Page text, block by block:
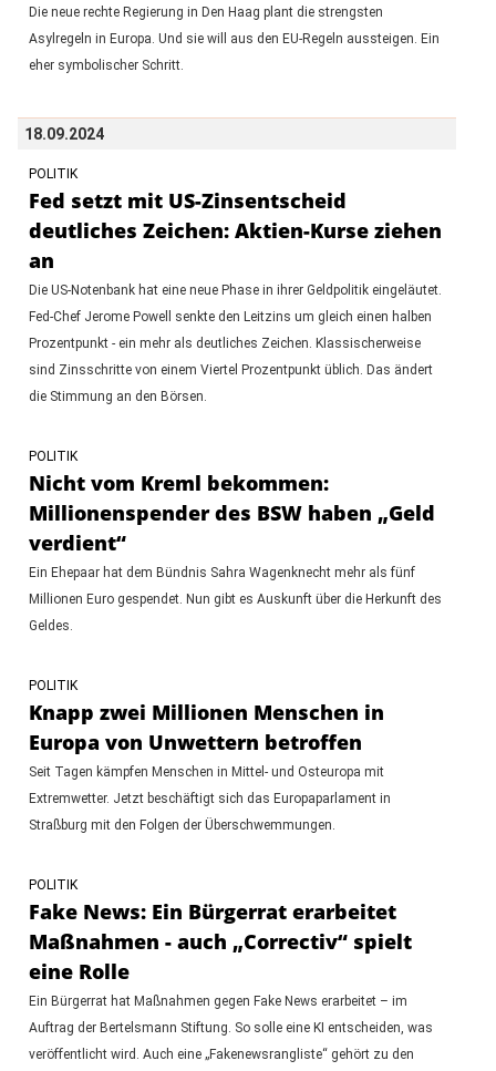
Die neue rechte Regierung in Den Haag plant die strengsten
Asylregeln in Europa. Und sie will aus den EU-Regeln aussteigen. Ein
eher symbolischer Schritt.
18.09.2024
POLITIK
Fed setzt mit US-Zinsentscheid
deutliches Zeichen: Aktien-Kurse ziehen
an
Die US-Notenbank hat eine neue Phase in ihrer Geldpolitik eingeläutet.
Fed-Chef Jerome Powell senkte den Leitzins um gleich einen halben
Prozentpunkt - ein mehr als deutliches Zeichen. Klassischerweise
sind Zinsschritte von einem Viertel Prozentpunkt üblich. Das ändert
die Stimmung an den Börsen.
POLITIK
Nicht vom Kreml bekommen:
Millionenspender des BSW haben „Geld
verdient“
Ein Ehepaar hat dem Bündnis Sahra Wagenknecht mehr als fünf
Millionen Euro gespendet. Nun gibt es Auskunft über die Herkunft des
Geldes.
POLITIK
Knapp zwei Millionen Menschen in
Europa von Unwettern betroffen
Seit Tagen kämpfen Menschen in Mittel- und Osteuropa mit
Extremwetter. Jetzt beschäftigt sich das Europaparlament in
Straßburg mit den Folgen der Überschwemmungen.
POLITIK
Fake News: Ein Bürgerrat erarbeitet
Maßnahmen - auch „Correctiv“ spielt
eine Rolle
Ein Bürgerrat hat Maßnahmen gegen Fake News erarbeitet – im
Auftrag der Bertelsmann Stiftung. So solle eine KI entscheiden, was
veröffentlicht wird. Auch eine „Fakenewsrangliste“ gehört zu den